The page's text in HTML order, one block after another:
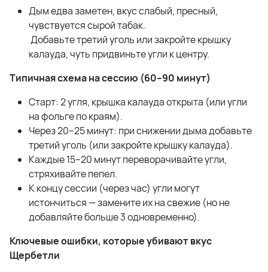
Дым едва заметен, вкус слабый, пресный,
чувствуется сырой табак.
Добавьте третий уголь или закройте крышку
калауда, чуть придвиньте угли к центру.
Типичная схема на сессию (60–90 минут)
Старт: 2 угля, крышка калауда открыта (или угли
на фольге по краям).
Через 20–25 минут: при снижении дыма добавьте
третий уголь (или закройте крышку калауда).
Каждые 15–20 минут переворачивайте угли,
стряхивайте пепел.
К концу сессии (через час) угли могут
истончиться — замените их на свежие (но не
добавляйте больше 3 одновременно).
Ключевые ошибки, которые убивают вкус
Щербетли